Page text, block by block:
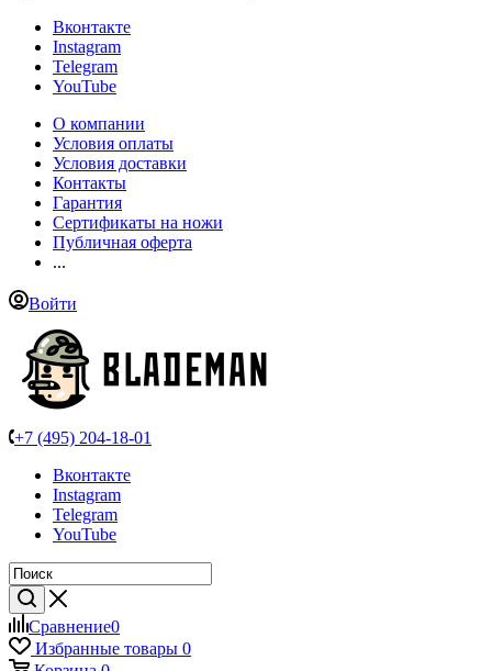
Вконтакте
Instagram
Telegram
YouTube
О компании
Условия оплаты
Условия доставки
Контакты
Гарантия
Сертификаты на ножи
Публичная оферта
...
Войти
+7 (495) 204-18-01
Вконтакте
Instagram
Telegram
YouTube
Сравнение0
Избранные товары 0